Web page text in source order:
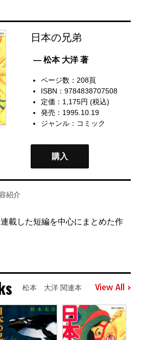
日本の兄弟
— 松本 大洋 著
ページ数：208頁
ISBN：9784838707508
定価：1,175円 (税込)
発売：1995.10.19
ジャンル： コミック
購入
紹介
連載した短編を中心にまとめた作
松本 大洋 関連本 View All